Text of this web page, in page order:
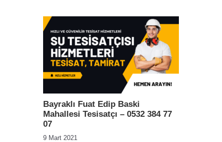
Bayraklı Fuat Edip Baski
Mahallesi Tesisatçı – 0532 384 77
07
9 Mart 2021